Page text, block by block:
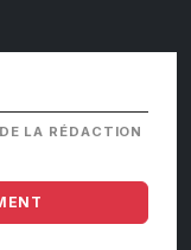
LA RÉDACTION